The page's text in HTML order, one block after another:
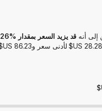
قد يزيد السعر بمقدار 83.26‎%‎